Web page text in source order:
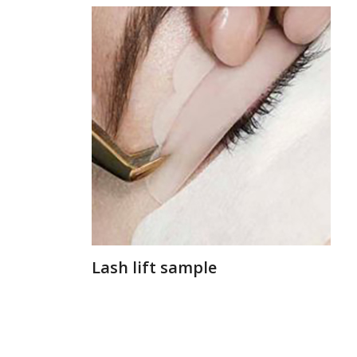
Lash lift sample